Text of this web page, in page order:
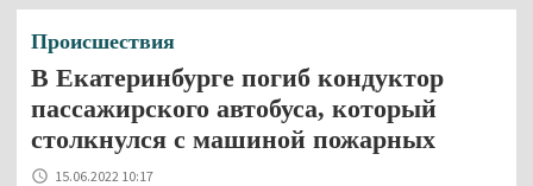
Происшествия
В Екатеринбурге погиб кондуктор
пассажирского автобуса, который
столкнулся с машиной пожарных
15.06.2022 10:17